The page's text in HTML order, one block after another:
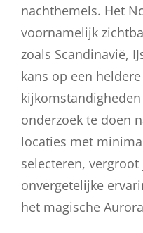
nachthemels. Het
voornamelijk
zoals Scandinavië,
kans op een
onderzoek te doen
locaties met
selecteren,
onvergetelijke
het magische